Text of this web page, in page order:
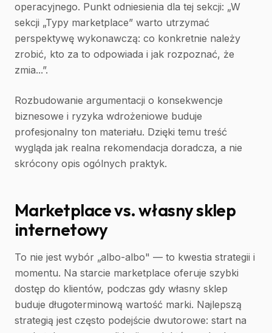
operacyjnego. Punkt odniesienia dla tej sekcji: „W
sekcji „Typy marketplace” warto utrzymać
perspektywę wykonawczą: co konkretnie należy
zrobić, kto za to odpowiada i jak rozpoznać, że
zmia...”.
Rozbudowanie argumentacji o konsekwencje
biznesowe i ryzyka wdrożeniowe buduje
profesjonalny ton materiału. Dzięki temu treść
wygląda jak realna rekomendacja doradcza, a nie
skrócony opis ogólnych praktyk.
Marketplace vs. własny sklep
internetowy
To nie jest wybór „albo-albo" — to kwestia strategii i
momentu. Na starcie marketplace oferuje szybki
dostęp do klientów, podczas gdy własny sklep
buduje długoterminową wartość marki. Najlepszą
strategią jest często podejście dwutorowe: start na